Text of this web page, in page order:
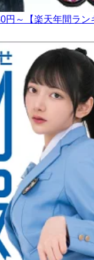
円～【楽天年間ラン